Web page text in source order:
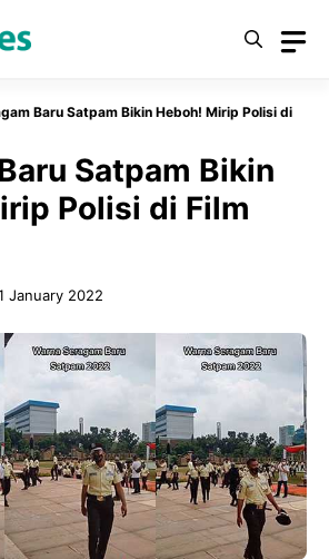
Baru Satpam Bikin Heboh! Mirip Polisi di
Satpam Bikin
Polisi di Film
January 2022